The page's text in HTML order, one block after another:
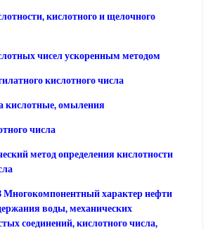
кислотного и щелочного
чисел ускоренным методом
кислотного числа
кислотные, омыления
числа
метод определения кислотности
характер нефти
воды, механических
соединений, кислотного числа,